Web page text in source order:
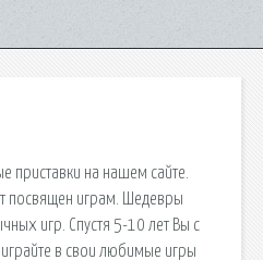
на нашем сайте.
посвящен играм. Шедевры
игр. Спустя 5-10 лет Вы с
в свои любимые игры